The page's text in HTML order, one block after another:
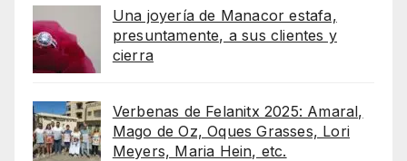
Una joyería de Manacor estafa,
presuntamente, a sus clientes y
cierra
Verbenas de Felanitx 2025: Amaral,
Mago de Oz, Oques Grasses, Lori
Meyers, Maria Hein, etc.